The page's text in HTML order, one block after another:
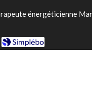
énergéticienne